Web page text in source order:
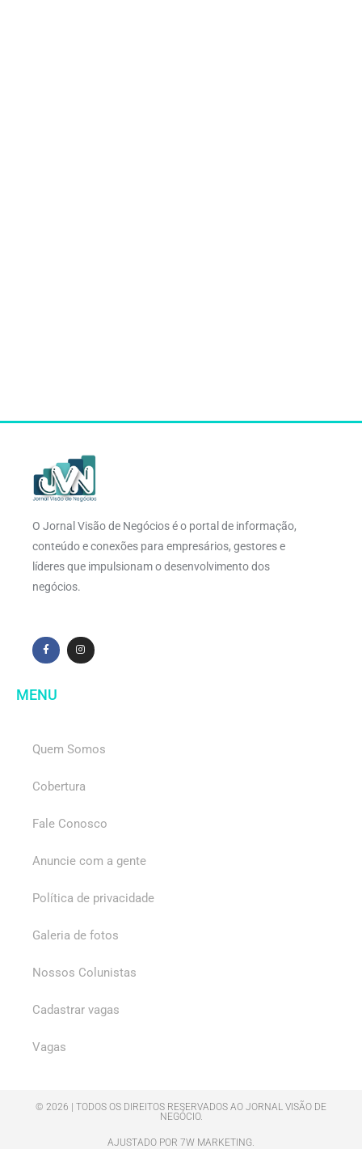
O Jornal Visão de Negócios é o portal de informação,
conteúdo e conexões para empresários, gestores e
líderes que impulsionam o desenvolvimento dos
negócios.
MENU
Quem Somos
Cobertura
Fale Conosco
Anuncie com a gente
Política de privacidade
Galeria de fotos
Nossos Colunistas
Cadastrar vagas
Vagas
© 2026 | TODOS OS DIREITOS RESERVADOS AO JORNAL VISÃO DE
NEGÓCIO.
AJUSTADO POR 7W MARKETING.